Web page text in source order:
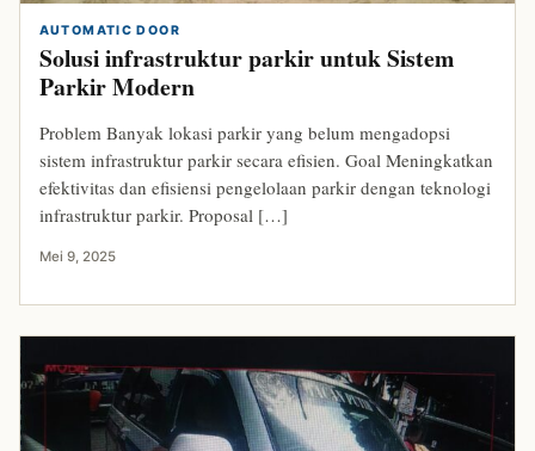
AUTOMATIC DOOR
Solusi infrastruktur parkir untuk Sistem
Parkir Modern
Problem Banyak lokasi parkir yang belum mengadopsi
sistem infrastruktur parkir secara efisien. Goal Meningkatkan
efektivitas dan efisiensi pengelolaan parkir dengan teknologi
infrastruktur parkir. Proposal […]
Mei 9, 2025